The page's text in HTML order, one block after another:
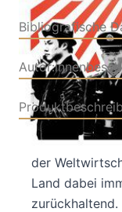
Bibliografische
China ist
der
Land dabei